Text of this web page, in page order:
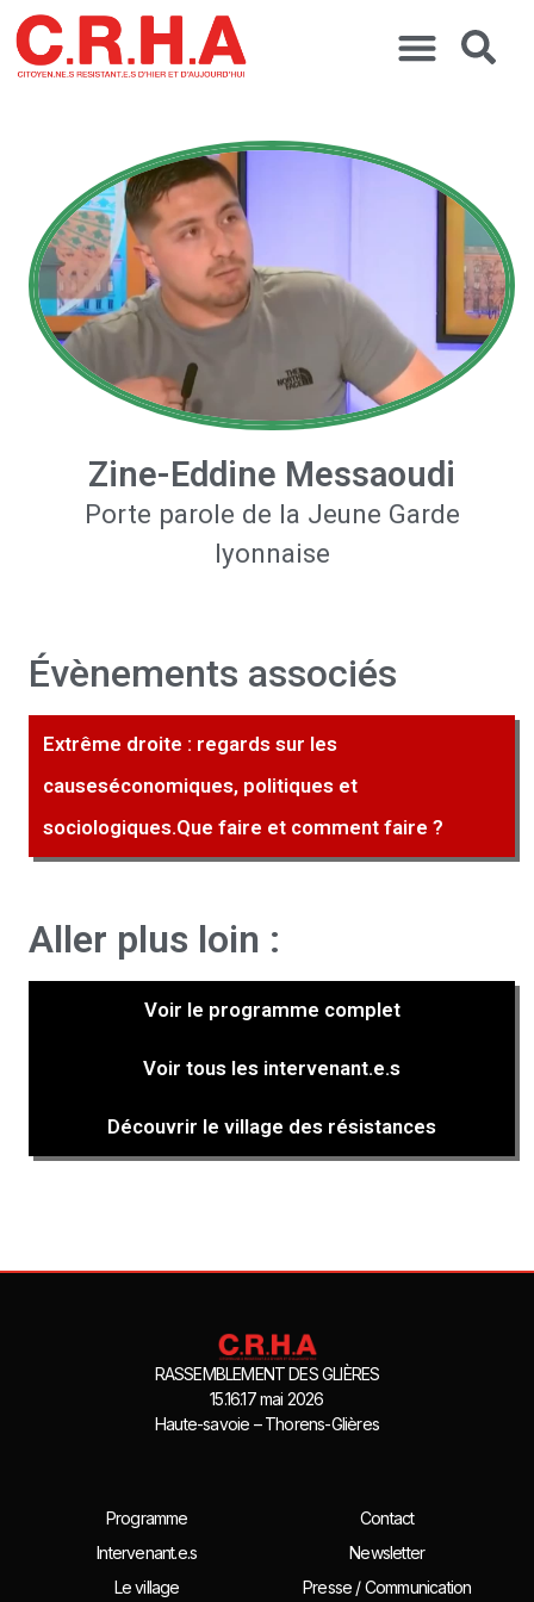
Zine-Eddine Messaoudi
Porte parole de la Jeune Garde
lyonnaise
Évènements associés
Extrême droite : regards sur les
causeséconomiques, politiques et
sociologiques.Que faire et comment faire ?
Aller plus loin :
Voir le programme complet
Voir tous les intervenant.e.s
Découvrir le village des résistances
RASSEMBLEMENT DES GLIÈRES
15.16.17 mai 2026
Haute-savoie – Thorens-Glières
Programme
Intervenant.e.s
Le village
Contact
Newsletter
Presse / Communication